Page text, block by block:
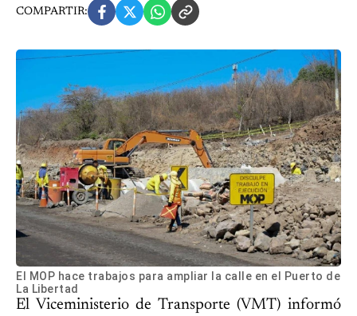
COMPARTIR:
El MOP hace trabajos para ampliar la calle en el Puerto de
La Libertad
El Viceministerio de Transporte (VMT) informó